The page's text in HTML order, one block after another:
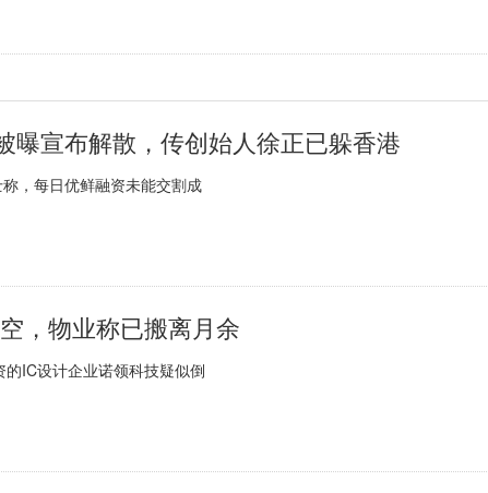
曝宣布解散，传创始人徐正已躲香港
，每日优鲜融资未能交割成
，物业称已搬离月余
IC设计企业诺领科技疑似倒